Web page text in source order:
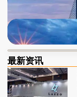
最新资讯​